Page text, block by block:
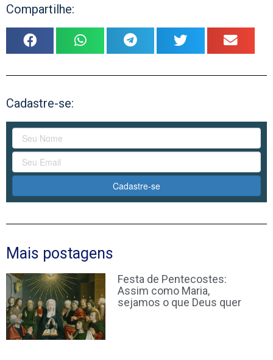
Compartilhe:
Cadastre-se:
Cadastre-se
Mais postagens
Festa de Pentecostes:
Assim como Maria,
sejamos o que Deus quer